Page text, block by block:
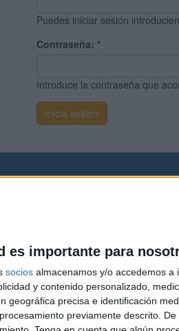
es importante para
socios almacenamos y/o accedemos
y contenido personalizado,
geográfica precisa e identificación
previamente descrito.
Puedes iniciar sesión
Contraseña: *
Introduce la contraseña que